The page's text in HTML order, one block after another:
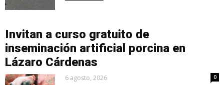
Invitan a curso gratuito de
inseminación artificial porcina en
Lázaro Cárdenas
6 agosto, 2026 0